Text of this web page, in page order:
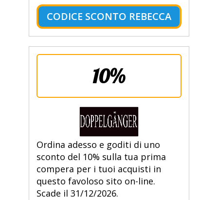
CODICE SCONTO REBECCA
10%
Ordina adesso e goditi di uno
sconto del 10% sulla tua prima
compera per i tuoi acquisti in
questo favoloso sito on-line.
Scade il 31/12/2026.